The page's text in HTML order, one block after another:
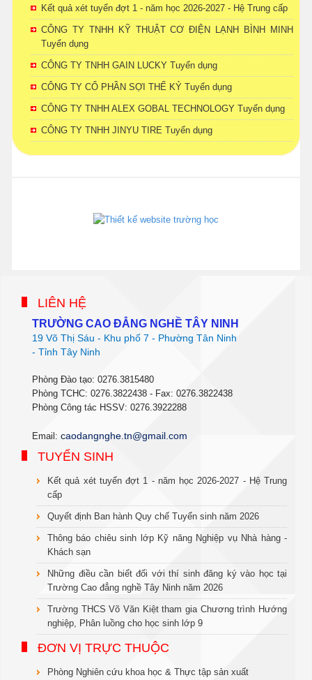
Kết quả xét tuyển đợt 1 - năm học 2026-2027 - Hệ Trung cấp
CÔNG TY TNHH KỸ THUẬT CƠ ĐIỆN LẠNH BÌNH MINH
Tuyển dụng
CÔNG TY TNHH GAIN LUCKY Tuyển dụng
CÔNG TY CỔ PHẦN SỢI THẾ KỶ Tuyển dụng
CÔNG TY TNHH ALEX GOBAL TECHNOLOGY Tuyển dụng
CÔNG TY TNHH JINYU TIRE Tuyển dụng
LIÊN HỆ
TRƯỜNG CAO ĐẲNG NGHỀ TÂY NINH
19 Võ Thị Sáu - Khu phố 7 - Phường Tân Ninh
- Tỉnh Tây Ninh
Phòng Đào tạo: 0276.3815480
Phòng TCHC: 0276.3822438 - Fax: 0276.3822438
Phòng Công tác HSSV: 0276.3922288
Email: caodangnghe.tn@gmail.com
TUYỂN SINH
Kết quả xét tuyển đợt 1 - năm học 2026-2027 - Hệ Trung
cấp
Quyết định Ban hành Quy chế Tuyển sinh năm 2026
Thông báo chiêu sinh lớp Kỹ năng Nghiệp vụ Nhà hàng -
Khách sạn
Những điều cần biết đối với thí sinh đăng ký vào học tại
Trường Cao đẳng nghề Tây Ninh năm 2026
Trường THCS Võ Văn Kiệt tham gia Chương trình Hướng
nghiệp, Phân luồng cho học sinh lớp 9
ĐƠN VỊ TRỰC THUỘC
Phòng Nghiên cứu khoa học & Thực tập sản xuất